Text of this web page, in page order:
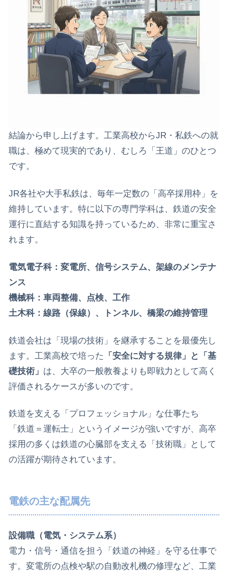
結論から申し上げます。工業高校からJR・私鉄への就
職は、極めて現実的であり、むしろ「王道」のひとつ
です。
​JR各社や大手私鉄は、毎年一定数の「高卒採用枠」を
維持しています。特に以下の専門学科は、鉄道の安全
運行に直結する知識を持っているため、非常に重宝さ
れます。
​電気電子科：変電所、信号システム、架線のメンテナ
ンス
​機械科：車両整備、点検、工作
​土木科：線路（保線）、トンネル、橋梁の維持管理
​鉄道会社は「現場の技術」を継承することを最優先し
ます。工業高校で培った
「安全に対する規律」と「基
礎技術」 は、大卒の一般教養よりも即戦力として高く
評価されるケースが多いのです。
​鉄道を支える「プロフェッショナル」な仕事たち
​「鉄道＝運転士」というイメージが強いですが、高卒
採用の多くは鉄道の心臓部を支える「技術職」として
の活躍が期待されています。
電鉄の主な配属先
設備職（電気・システム系）
電力・信号・通信を担う「鉄道の神経」を守る仕事で
す。変電所の点検や駅の自動改札機の修理など、工業